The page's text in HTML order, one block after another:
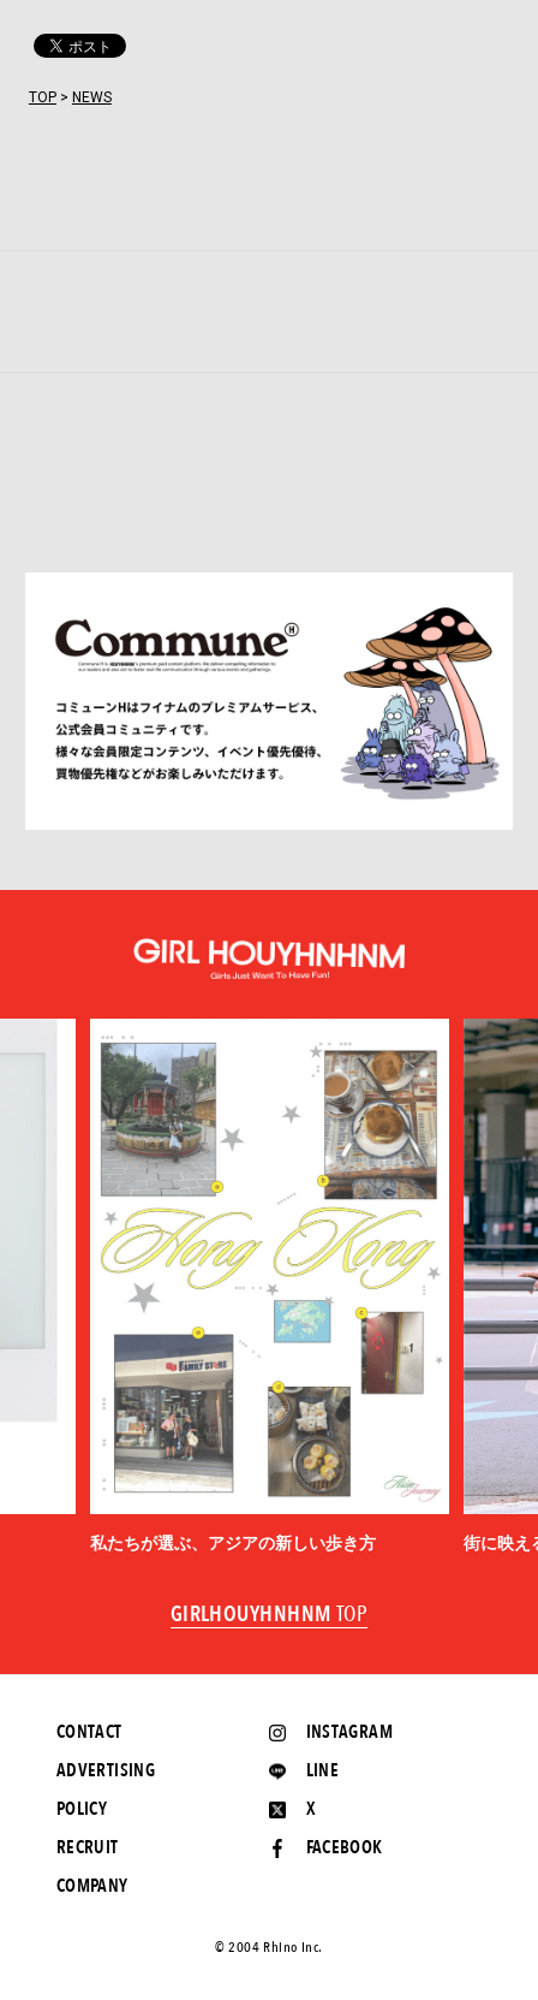
TOP> NEWS
私たちが選ぶ、アジアの新しい歩き方 街に映え
GIRLHOUYHNHNM TOP
INSTAGRAM
LINE
X
FACEBOOK
CONTACT
ADVERTISING
POLICY
RECRUIT
COMPANY
©️ 2004 Rhino Inc.